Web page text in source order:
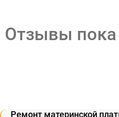
Отзывы
Ремонт материнской